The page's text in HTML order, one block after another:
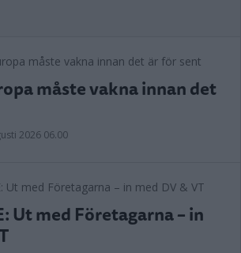
måste vakna innan det
2026 06.00
Ut med Företagarna – in